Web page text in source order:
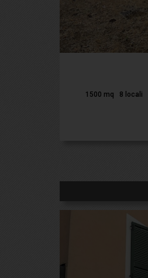
1500 mq 8 locali